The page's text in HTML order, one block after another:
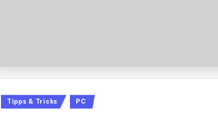
Posted
Tipps & Tricks PC